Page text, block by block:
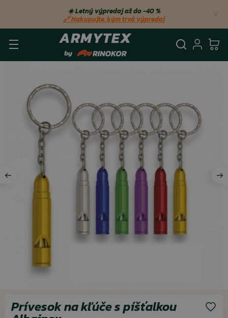
☀️ Letný výpredaj až do −40 %
🔗 Nakupujte, kým trvá výpredaj
Prívesok na kľúče s píšťalkou